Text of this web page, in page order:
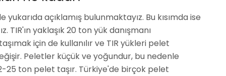
yukarıda açıklamış bulunmaktayız. Bu kısımda ise
TIR'ın yaklaşık 20 ton yük danışmanı
için de kullanılır ve TIR yükleri pelet
Peletler küçük ve yoğundur, bu nedenle
25 ton pelet taşır. Türkiye'de birçok pelet